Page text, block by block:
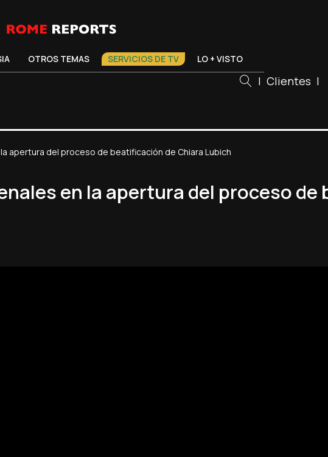
OTROS TEMAS SERVICIOS DE TV LO + VISTO
| Clientes |
apertura del proceso de beatificación de Chiara Lubich
en la apertura del proceso